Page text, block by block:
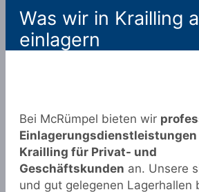
Was wir in Krailling
einlagern
Bei McRümpel bieten wir
Einlagerungsdienstleistungen
Krailling für Privat- und
Geschäftskunden an. Unsere
und gut gelegenen Lagerhallen